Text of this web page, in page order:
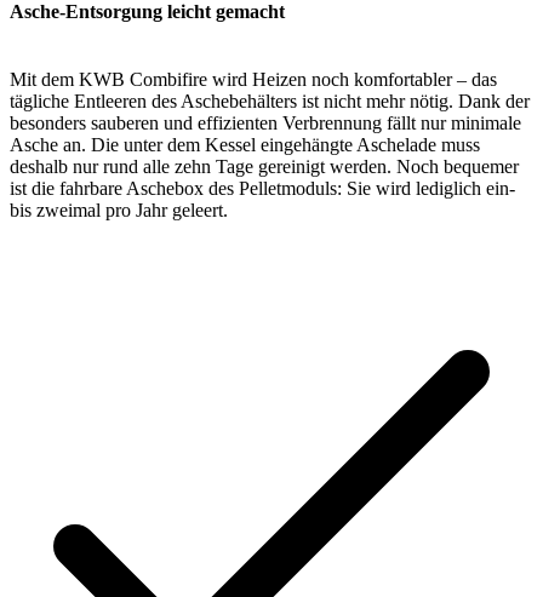
Asche-Entsorgung leicht gemacht
Mit dem KWB Combifire wird Heizen noch komfortabler – das
tägliche Entleeren des Aschebehälters ist nicht mehr nötig. Dank der
besonders sauberen und effizienten Verbrennung fällt nur minimale
Asche an. Die unter dem Kessel eingehängte Aschelade muss
deshalb nur rund alle zehn Tage gereinigt werden. Noch bequemer
ist die fahrbare Aschebox des Pelletmoduls: Sie wird lediglich ein-
bis zweimal pro Jahr geleert.